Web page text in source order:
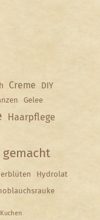
Creme DIY
Gelee
Haarpflege
Hydrolat
Kuchen